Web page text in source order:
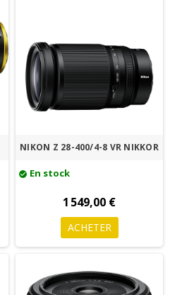
NIKON Z 28-400/4-8 VR NIKKOR
check_circle En stock
1 549,00 €
ACHETER